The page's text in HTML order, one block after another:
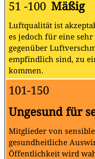
51 -100 Mäßig
Luftqualität ist
es jedoch für eine
gegenüber
empfindlich sind, zu
kommen.
101-150
Ungesund für
Mitglieder von
gesundheitliche
Öffentlichkeit wird